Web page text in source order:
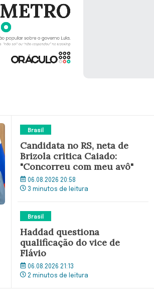
Brasil
Candidata no RS, neta de
Brizola critica Caiado:
"Concorreu com meu avô"
06.08.2026 20:58
3 minutos de leitura
Brasil
Haddad questiona
qualificação do vice de
Flávio
06.08.2026 21:13
2 minutos de leitura